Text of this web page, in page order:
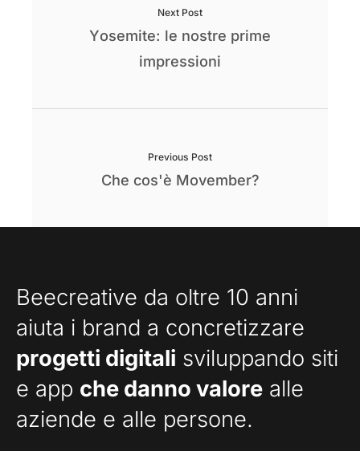
Next Post
Yosemite: le nostre prime
impressioni
Previous Post
Che cos'è Movember?
Beecreative da oltre 10 anni
aiuta i brand a concretizzare
progetti digitali sviluppando siti
e app che danno valore alle
aziende e alle persone.